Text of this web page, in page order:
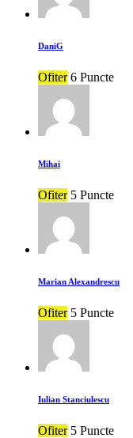
DaniG
Ofiter 6 Puncte
Mihai
Ofiter 5 Puncte
Marian Alexandrescu
Ofiter 5 Puncte
Iulian Stanciulescu
Ofiter 5 Puncte